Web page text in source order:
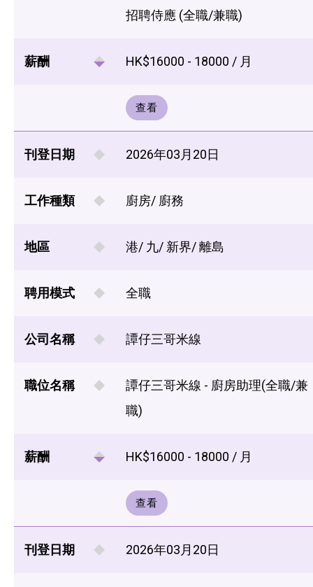
招聘侍應 (全職/兼職)
薪酬 HK$16000 - 18000 / 月
查看
刊登日期 2026年03月20日
工作種類 廚房/ 廚務
地區 港/ 九/ 新界/ 離島
聘用模式 全職
公司名稱 譚仔三哥米線
職位名稱
譚仔三哥米線 - 廚房助理(全職/兼
職)
薪酬 HK$16000 - 18000 / 月
查看
刊登日期 2026年03月20日